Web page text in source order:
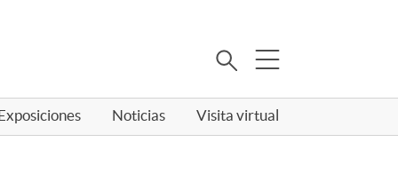
Buscar
Noticias Visita virtual